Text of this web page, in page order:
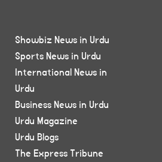
Showbiz News in Urdu
Sports News in Urdu
International News in
Urdu
Business News in Urdu
Urdu Magazine
Urdu Blogs
The Express Tribune